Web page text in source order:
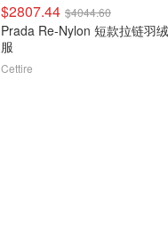
$2807.44 $4044.60
Prada Re-Nylon 短款拉链羽绒
服
Cettire